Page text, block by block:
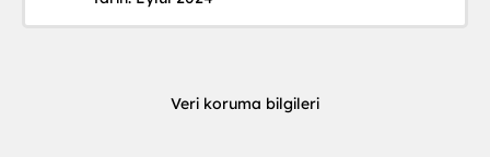
Veri koruma bilgileri